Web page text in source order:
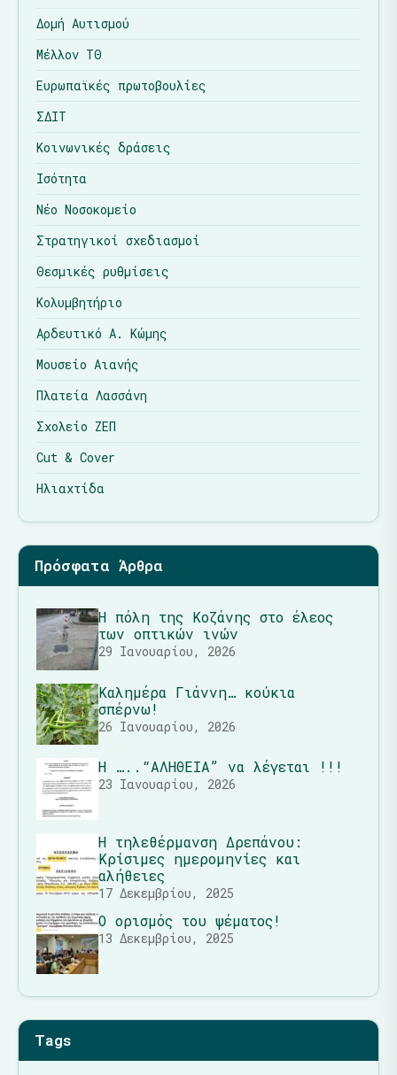
Δομή Αυτισμού
Μέλλον ΤΘ
Ευρωπαϊκές πρωτοβουλίες
ΣΔΙΤ
Κοινωνικές δράσεις
Ισότητα
Νέο Νοσοκομείο
Στρατηγικοί σχεδιασμοί
Θεσμικές ρυθμίσεις
Κολυμβητήριο
Αρδευτικό Α. Κώμης
Μουσείο Αιανής
Πλατεία Λασσάνη
Σχολείο ΖΕΠ
Cut & Cover
Ηλιαχτίδα
Πρόσφατα Άρθρα
Η πόλη της Κοζάνης στο έλεος
των οπτικών ινών
29 Ιανουαρίου, 2026
Καλημέρα Γιάννη… κούκια
σπέρνω!
26 Ιανουαρίου, 2026
Η …..“ΑΛΗΘΕΙΑ” να λέγεται !!!
23 Ιανουαρίου, 2026
Η τηλεθέρμανση Δρεπάνου:
Κρίσιμες ημερομηνίες και
αλήθειες
17 Δεκεμβρίου, 2025
Ο ορισμός του ψέματος!
13 Δεκεμβρίου, 2025
Tags